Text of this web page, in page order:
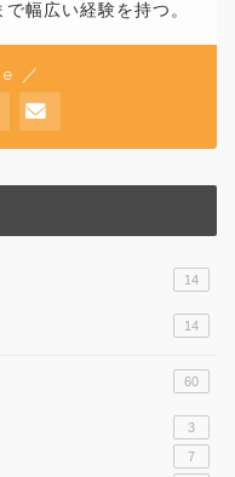
幅広い経験を持つ。
／
14
14
60
3
7